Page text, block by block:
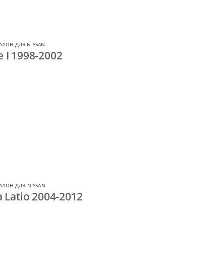
ДЛЯ NISSAN
I 1998-2002
ДЛЯ NISSAN
2004-2012